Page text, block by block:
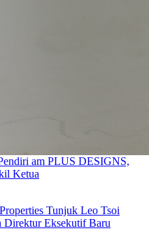
am PLUS DESIGNS,
Ketua
Tunjuk Leo Tsoi
Direktur Eksekutif Baru